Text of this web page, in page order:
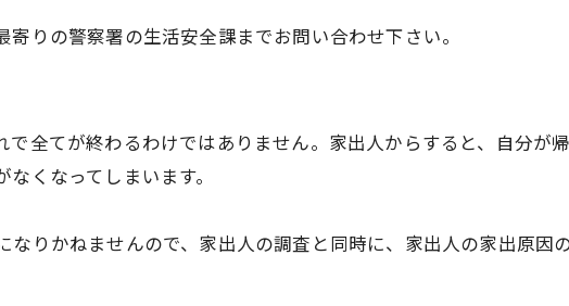
りの警察署の生活安全課までお問い合わせ下さい。
で全てが終わるわけではありません。家出人からすると、自分が
くなってしまいます。
りかねませんので、家出人の調査と同時に、家出人の家出原因